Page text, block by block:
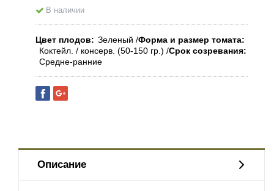
В наличии
Цвет плодов Зеленый Форма и размер томата
Коктейл. / консерв. (50-150 гр.) Срок созревания
Средне-ранние
Описание